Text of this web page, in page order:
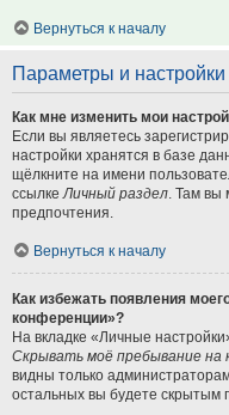
Вернуться к началу
Параметры и настройки
Как мне изменить мои
Если вы являетесь
настройки хранятся в базе
щёлкните на имени
ссылке Личный раздел . Там
предпочтения.
Вернуться к началу
Как избежать появления
конференции»?
На вкладке «Личные
Скрывать моё пребывание на
видны только
остальных вы будете скрытым